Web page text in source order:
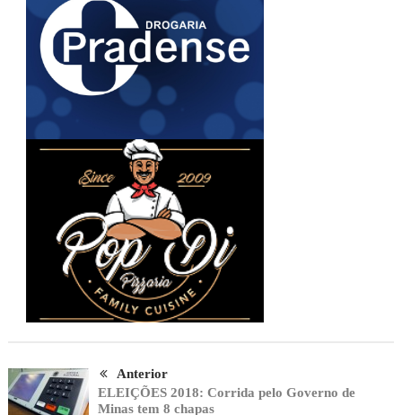
Anterior
ELEIÇÕES 2018: Corrida pelo Governo de
Minas tem 8 chapas